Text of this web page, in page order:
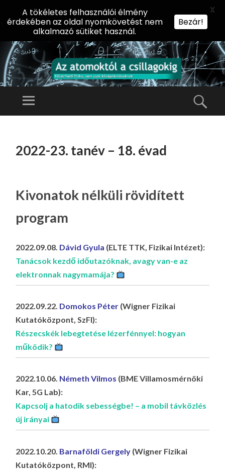
AZ
KT
A
G
O
Előadássorozat
Természettudományi
Menü
TARTALOMHOZ
2022-23. tanév – 18. évad
Kivonatok nélküli rövidített
program
2022.09.08. Dávid Gyula (ELTE TTK, Fizikai Intézet):
Tanácsok kezdő időutazóknak, avagy van-e az
elektronnak nagymamája?
2022.09.22. Domokos Péter (Wigner Fizikai
Kutatóközpont, SzFI):
Részecskék lebegtetése lézerfénnyel: hogyan
működik?
2022.10.06. Németh Vilmos (BME Villamosmérnöki
Kar, 5G Lab):
Kapcsolj a hatodik sebességbe! – a mobil távközlés
új irányai
2022.10.20. Barnaföldi Gergely (Wigner Fizikai
Kutatóközpont, RMI):
A tökéletes felhasználói élmény
érdekében az oldal nyomkövetést nem
alkalmazó sütiket használ.
Bezár!
X